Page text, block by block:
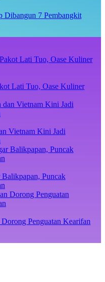
Dibangun 7 Pembangkit
Lati Tuo, Oase Kuliner
Vietnam Kini Jadi
Puncak
Penguatan Kearifan